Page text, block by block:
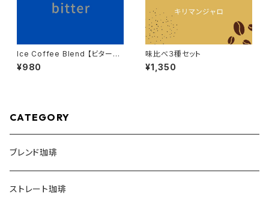
Ice Coffee Blend 【ビター】2
00g入り
¥980
味比べ３種セット
¥1,350
CATEGORY
ブレンド珈琲
ストレート珈琲